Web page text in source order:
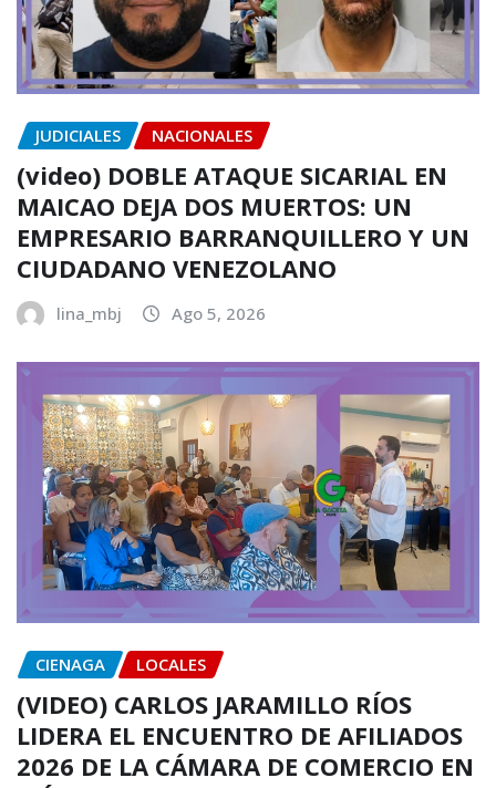
JUDICIALES NACIONALES
(video) DOBLE ATAQUE SICARIAL EN
MAICAO DEJA DOS MUERTOS: UN
EMPRESARIO BARRANQUILLERO Y UN
CIUDADANO VENEZOLANO
lina_mbj Ago 5, 2026
CIENAGA LOCALES
(VIDEO) CARLOS JARAMILLO RÍOS
LIDERA EL ENCUENTRO DE AFILIADOS
2026 DE LA CÁMARA DE COMERCIO EN